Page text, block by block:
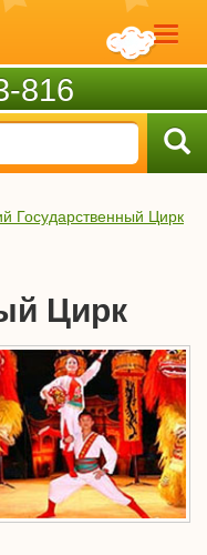
816
Государственный Цирк
Цирк